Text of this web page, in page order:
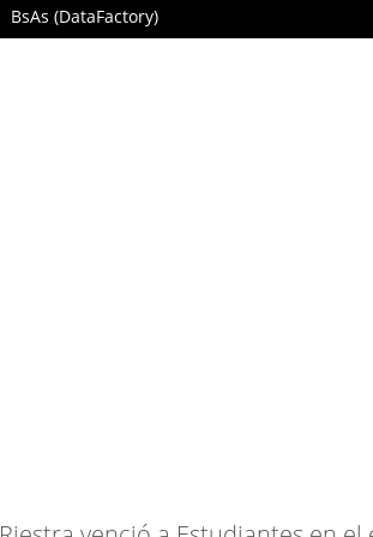
BsAs (DataFactory)